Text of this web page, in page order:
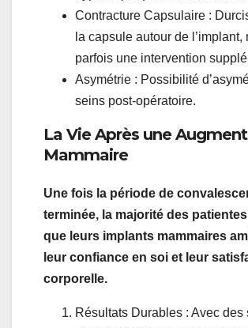
Contracture Capsulaire :
la capsule autour de l’implant,
parfois une intervention
Asymétrie : Possibilité
seins post-opératoire.
La Vie Après une
Mammaire
Une fois la période de
terminée, la majorité des
que leurs implants mammaires
leur confiance en soi et leur
corporelle.
Résultats Durables : Avec des